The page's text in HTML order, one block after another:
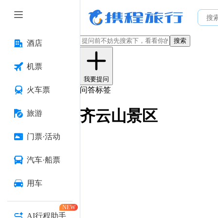
酒店
机票
火车票
旅游
门票·活动
汽车·船票
用车
AI行程助手
NEW
搜索
我要提问
问答标签
齐云山景区